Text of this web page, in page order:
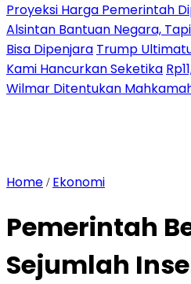
Proyeksi Harga Pemerintah
Alsintan Bantuan Negara,
Bisa Dipenjara Trump
Kami Hancurkan Seketika
Wilmar Ditentukan
Home / Ekonomi
Pemerintah
Sejumlah